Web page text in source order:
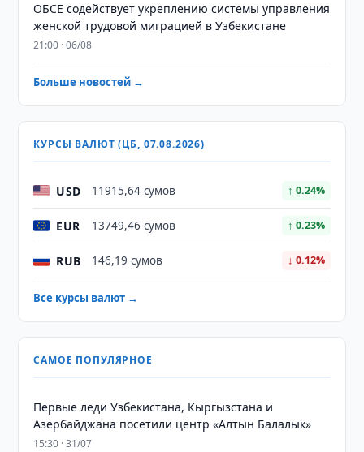
ОБСЕ содействует укреплению системы управления
женской трудовой миграцией в Узбекистане
21:00 · 06/08
Больше новостей →
КУРСЫ ВАЛЮТ (ЦБ, 07.08.2026)
USD 11915,64 сумов ↑ 0.24%
EUR 13749,46 сумов ↑ 0.23%
RUB 146,19 сумов ↓ 0.12%
Все курсы валют →
САМОЕ ПОПУЛЯРНОЕ
Первые леди Узбекистана, Кыргызстана и
Азербайджана посетили центр «Алтын Балалык»
15:30 · 31/07